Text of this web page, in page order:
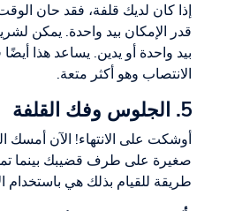
إذا كان لديك قلفة، فقد حان
قدر الإمكان بيد واحدة. يمكن
بيد واحدة أو يدين. يساعد هذا
الانتصاب وهو أكثر متعة.
5. الجلوس وفك القلفة
أوشكت على الانتهاء! الآن أمسك
صغيرة على طرف قضيبك بينما
طريقة للقيام بذلك هي باستخدام